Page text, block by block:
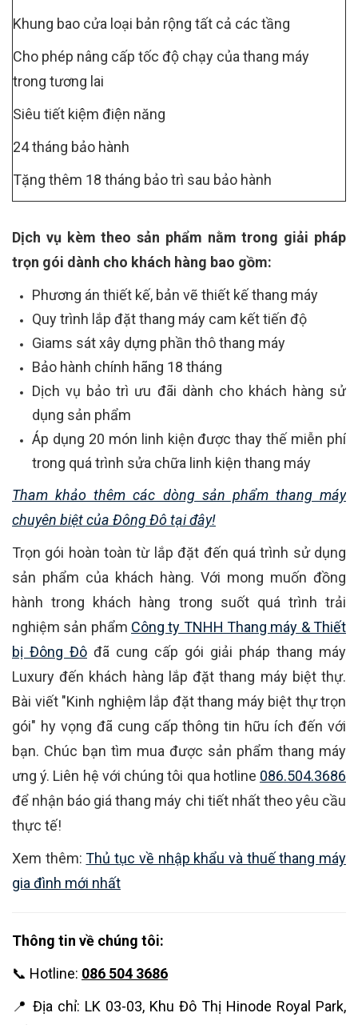
Khung bao cửa loại bản rộng tất cả các tầng
Cho phép nâng cấp tốc độ chạy của thang máy
trong tương lai
Siêu tiết kiệm điện năng
24 tháng bảo hành
Tặng thêm 18 tháng bảo trì sau bảo hành
Dịch vụ kèm theo sản phẩm nằm trong giải pháp
trọn gói dành cho khách hàng bao gồm:
Phương án thiết kế, bản vẽ thiết kế thang máy
Quy trình lắp đặt thang máy cam kết tiến độ
Giams sát xây dựng phần thô thang máy
Bảo hành chính hãng 18 tháng
Dịch vụ bảo trì ưu đãi dành cho khách hàng sử
dụng sản phẩm
Áp dụng 20 món linh kiện được thay thế miễn phí
trong quá trình sửa chữa linh kiện thang máy
Tham khảo thêm các dòng sản phẩm thang máy
chuyên biệt của Đông Đô tại đây!
Trọn gói hoàn toàn từ lắp đặt đến quá trình sử dụng
sản phẩm của khách hàng. Với mong muốn đồng
hành trong khách hàng trong suốt quá trình trải
nghiệm sản phẩm Công ty TNHH Thang máy & Thiết
bị Đông Đô đã cung cấp gói giải pháp thang máy
Luxury đến khách hàng lắp đặt thang máy biệt thự.
Bài viết "Kinh nghiệm lắp đặt thang máy biệt thự trọn
gói" hy vọng đã cung cấp thông tin hữu ích đến với
bạn. Chúc bạn tìm mua được sản phẩm thang máy
ưng ý. Liên hệ với chúng tôi qua hotline 086.504.3686
để nhận báo giá thang máy chi tiết nhất theo yêu cầu
thực tế!
Xem thêm:Thủ tục về nhập khẩu và thuế thang máy
gia đình mới nhất
Thông tin về chúng tôi:
📞 Hotline: 086 504 3686
📍 Địa chỉ: LK 03-03, Khu Đô Thị Hinode Royal Park,